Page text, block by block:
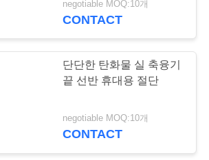
negotiable MOQ:10개
CONTACT
단단한 탄화물 실 축융기
끝 선반 휴대용 절단
negotiable MOQ:10개
CONTACT